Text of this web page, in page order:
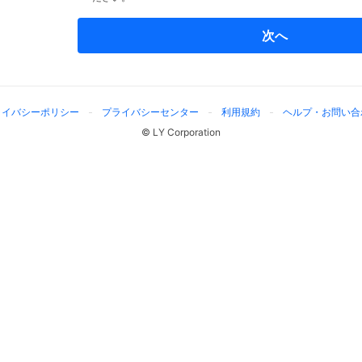
次へ
バシーポリシー プライバシーセンター 利用規約
ヘルプ・お問い
© LY Corporation